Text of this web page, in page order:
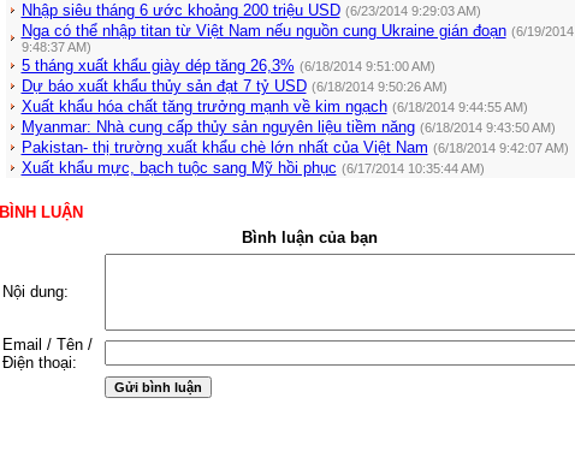
Nhập siêu tháng 6 ước khoảng 200 triệu USD (6/23/2014 9:29:03 AM)
Nga có thể nhập titan từ Việt Nam nếu nguồn cung Ukraine gián đoạn (6/19/2014
9:48:37 AM)
5 tháng xuất khẩu giày dép tăng 26,3% (6/18/2014 9:51:00 AM)
Dự báo xuất khẩu thủy sản đạt 7 tỷ USD (6/18/2014 9:50:26 AM)
Xuất khẩu hóa chất tăng trưởng mạnh về kim ngạch (6/18/2014 9:44:55 AM)
Myanmar: Nhà cung cấp thủy sản nguyên liệu tiềm năng (6/18/2014 9:43:50 AM)
Pakistan- thị trường xuất khẩu chè lớn nhất của Việt Nam (6/18/2014 9:42:07 AM)
Xuất khẩu mực, bạch tuộc sang Mỹ hồi phục (6/17/2014 10:35:44 AM)
BÌNH LUẬN
Bình luận của bạn
Nội dung:
Email / Tên /
Điện thoại: